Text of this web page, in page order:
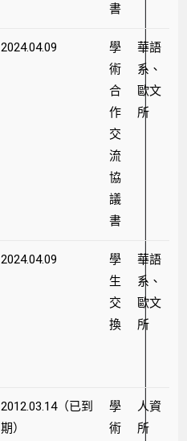
書
2024.04.09
學
術
合
作
交
流
協
議
書
華語
系、
歐文
所
2024.04.09
學
生
交
換
華語
系、
歐文
所
2012.03.14（已到
期）
學
術
人資
所